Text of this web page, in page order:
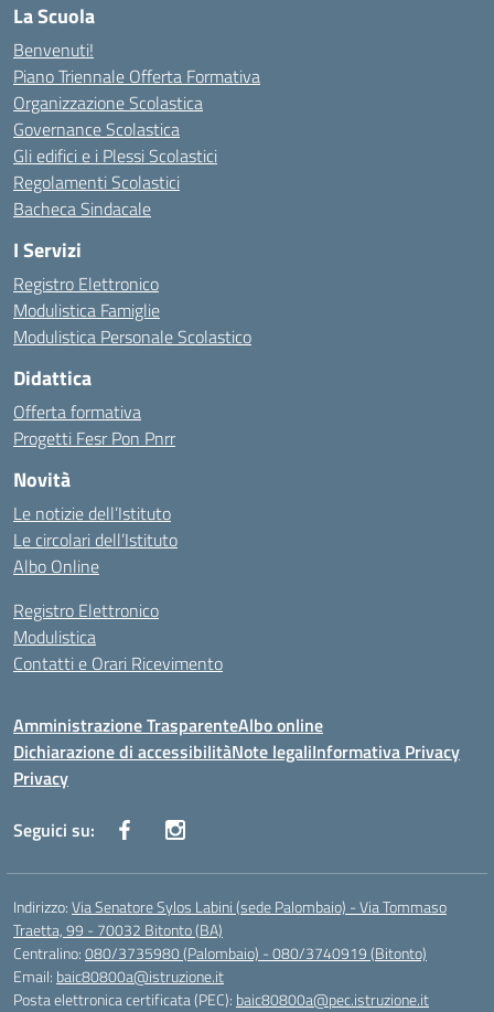
La Scuola
Benvenuti!
Piano Triennale Offerta Formativa
Organizzazione Scolastica
Governance Scolastica
Gli edifici e i Plessi Scolastici
Regolamenti Scolastici
Bacheca Sindacale
I Servizi
Registro Elettronico
Modulistica Famiglie
Modulistica Personale Scolastico
Didattica
Offerta formativa
Progetti Fesr Pon Pnrr
Novità
Le notizie dell’Istituto
Le circolari dell’Istituto
Albo Online
Registro Elettronico
Modulistica
Contatti e Orari Ricevimento
Amministrazione TrasparenteAlbo online
Dichiarazione di accessibilitàNote legaliInformativa Privacy
Privacy
Seguici su:
Indirizzo:Via Senatore Sylos Labini (sede Palombaio) - Via Tommaso
Traetta, 99 - 70032 Bitonto (BA)
Centralino:080/3735980 (Palombaio) - 080/3740919 (Bitonto)
Email: baic80800a@istruzione.it
Posta elettronica certificata (PEC): baic80800a@pec.istruzione.it